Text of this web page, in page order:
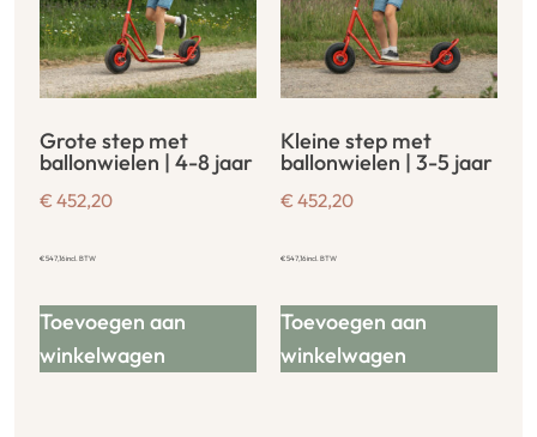
Grote step met
ballonwielen | 4-8 jaar
€ 452,20
€547,16incl. BTW
Toevoegen aan
winkelwagen
Kleine step met
ballonwielen | 3-5 jaar
€ 452,20
€547,16incl. BTW
Toevoegen aan
winkelwagen